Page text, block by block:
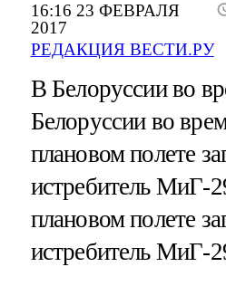
16:16 23 ФЕВРАЛЯ
2017
РЕДАКЦИЯ ВЕСТИ.РУ
В Белоруссии во
Белоруссии во
плановом полете
истребитель МиГ-
плановом полете
истребитель МиГ-